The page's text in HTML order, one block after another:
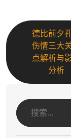
德比前夕
伤情三大
点解析与
分析